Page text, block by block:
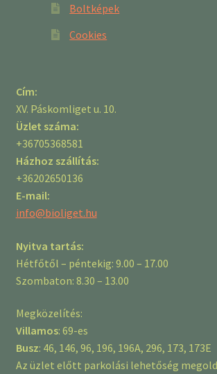
Boltképek
Cookies
Cím:
XV. Páskomliget u. 10.
Üzlet száma:
+36705368581
Házhoz szállítás:
+36202650136
E-mail:
info@bioliget.hu
Nyitva tartás:
Hétfőtől – péntekig: 9.00 – 17.00
Szombaton: 8.30 – 13.00
Megközelítés:
Villamos: 69-es
Busz: 46, 146, 96, 196, 196A, 296, 173, 173E
Az üzlet előtt parkolási lehetőség